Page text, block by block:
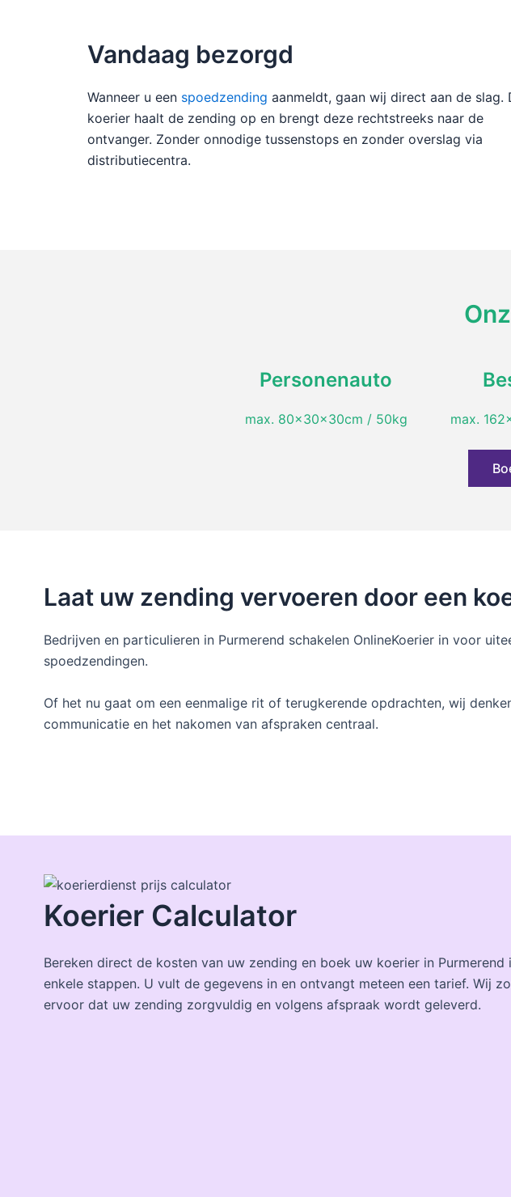
Vandaag bezorgd
Wanneer u een spoedzending aanmeldt, gaan wij direct aan de slag.
koerier haalt de zending op en brengt deze rechtstreeks naar de
ontvanger. Zonder onnodige tussenstops en zonder overslag via
distributiecentra.
Personenauto
max. 80x30x30cm / 50kg max.
Laat uw zending vervoeren door een
Bedrijven en particulieren in Purmerend schakelen OnlineKoerier in voor
spoedzendingen.
Of het nu gaat om een eenmalige rit of terugkerende opdrachten, wij
communicatie en het nakomen van afspraken centraal.
Koerier Calculator
Bereken direct de kosten van uw zending en boek uw koerier in Purmerend
enkele stappen. U vult de gegevens in en ontvangt meteen een tarief. Wij
ervoor dat uw zending zorgvuldig en volgens afspraak wordt geleverd.